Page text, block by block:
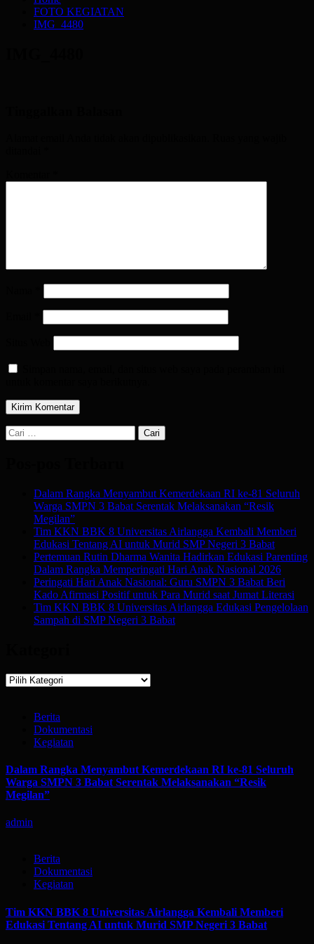
FOTO KEGIATAN
IMG_4480
Cari
untuk:
Dalam Rangka Menyambut Kemerdekaan RI ke-81 Seluruh
Warga SMPN 3 Babat Serentak Melaksanakan “Resik
Megilan”
Tim KKN BBK 8 Universitas Airlangga Kembali Memberi
Edukasi Tentang AI untuk Murid SMP Negeri 3 Babat
Pertemuan Rutin Dharma Wanita Hadirkan Edukasi Parenting
Dalam Rangka Memperingati Hari Anak Nasional 2026
Peringati Hari Anak Nasional: Guru SMPN 3 Babat Beri
Kado Afirmasi Positif untuk Para Murid saat Jumat Literasi
Tim KKN BBK 8 Universitas Airlangga Edukasi Pengelolaan
Sampah di SMP Negeri 3 Babat
Kategori
Berita
Dokumentasi
Kegiatan
Dalam Rangka Menyambut Kemerdekaan RI ke-81 Seluruh
Warga SMPN 3 Babat Serentak Melaksanakan “Resik
Megilan”
admin
Berita
Dokumentasi
Kegiatan
Tim KKN BBK 8 Universitas Airlangga Kembali Memberi
Edukasi Tentang AI untuk Murid SMP Negeri 3 Babat